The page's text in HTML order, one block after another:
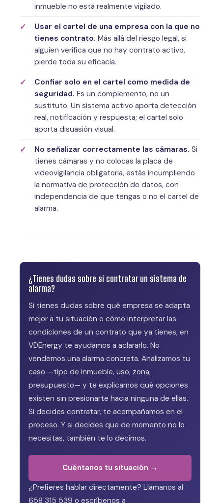
inmueble no está realmente vigilado.
Usar el cartel de una empresa con la que no
tienes contrato. Más allá del riesgo legal, si
alguien verifica que no hay contrato activo,
pierde toda su eficacia.
Confiar solo en el cartel como medida de
seguridad. Es un complemento, no un
sustituto. Un sistema activo aporta detección
real, notificación y respuesta; el cartel solo
aporta disuasión visual.
No señalizar correctamente las cámaras. Si
tienes cámaras y no colocas la placa de
videovigilancia obligatoria, estás incumpliendo
la normativa de protección de datos, con
independencia de que tengas o no el cartel de
alarma.
¿Tienes dudas sobre si contratar un sistema de
alarma?
Si tienes dudas sobre qué empresa se adapta
mejor a tu situación o cómo interpretar las
condiciones de un contrato que ya tienes, en
VDEnergy te ayudamos a aclararlo. No
vendemos una alarma concreta. Analizamos tu
caso —tipo de inmueble, uso, zona,
presupuesto— y te explicamos qué opciones
existen sin presionarte hacia ninguna de ellas.
Si decides contratar, te acompañamos en el
proceso. Y si decides que de momento no lo
necesitas, también te lo decimos.
Cuéntanos tu situación →
¿Prefieres hablar directamente? Llámanos al
658 315 539 o escríbenos a